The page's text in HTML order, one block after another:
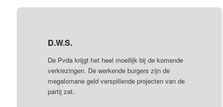
D.W.S.
De Pvda krijgt het heel moeilijk bij de komende
verkiezingen. De werkende burgers zijn de
megalomane geld verspillende projecten van de
partij zat.